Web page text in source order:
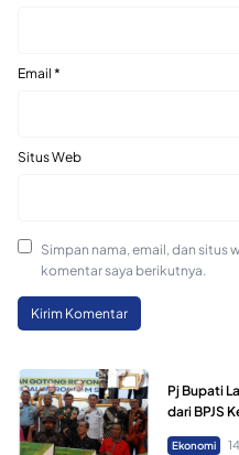
Email *
Situs Web
Simpan nama, email, dan situs
komentar saya berikutnya.
Pj Bupati
dari BPJS
Ekonomi